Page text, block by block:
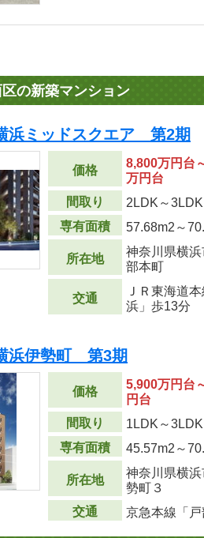
の新築マンション
浜ミッドスクエア 第2期
価格
8,800万円台
万円台
間取り
2LDK～3LDK
専有面積
57.68m2 ～
所在地
神奈川県横
部本町
交通
ＪＲ東海道
浜」歩13分
浜伊勢町 第3期
価格
5,900万円台
円台
間取り
1LDK～3LDK
専有面積
45.57m2 ～
所在地
神奈川県横
勢町３
交通
京急本線「